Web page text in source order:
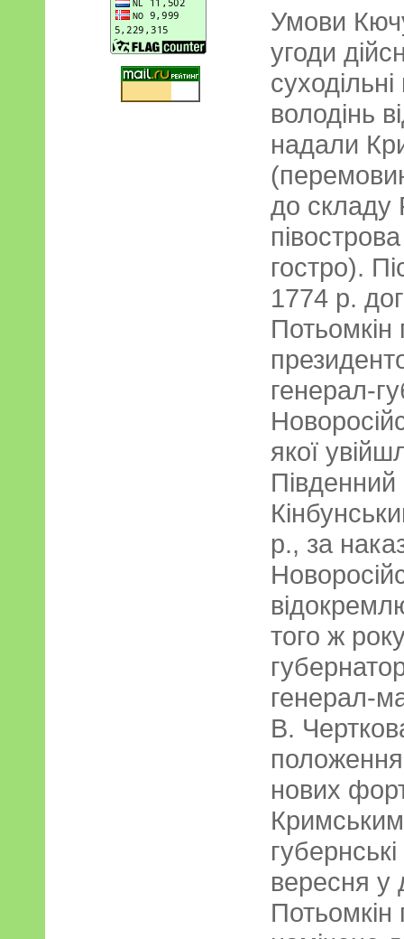
Умови
угоди
володінь
надали
до складу
гостро).
1774 р.
Потьомкін
генерал-
якої
Південний
р., за
того ж
генерал-
В.
положення
нових
вересня у